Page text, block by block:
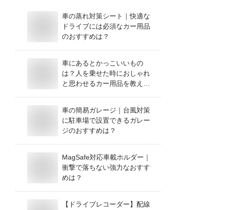
車の蒸れ対策シート｜快適な
ドライブには必須なカー用品
のおすすめは？
車にあるとかっこいいもの
は？人を乗せた時におしゃれ
と思わせるカー用品を教えて
車の簡易ガレージ｜台風対策
に駐車場で設置できるガレー
ジのおすすめは？
MagSafe対応車載ホルダー｜
衝撃で落ちない強力なおすす
めは？
【ドライブレコーダー】配線